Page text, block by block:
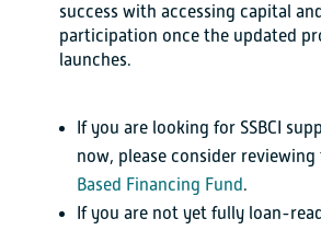
success with accessing capital
participation once the updated
launches.
If you are looking for SSBCI
now, please consider reviewing
Based Financing Fund.
If you are not yet fully loan-